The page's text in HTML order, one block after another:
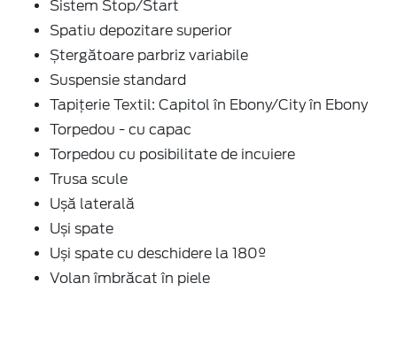
Sistem Stop/Start
Spatiu depozitare superior
Ștergătoare parbriz variabile
Suspensie standard
Tapițerie Textil: Capitol în Ebony/City în Ebony
Torpedou - cu capac
Torpedou cu posibilitate de incuiere
Trusa scule
Ușă laterală
Uși spate
Uși spate cu deschidere la 180º
Volan îmbrăcat în piele